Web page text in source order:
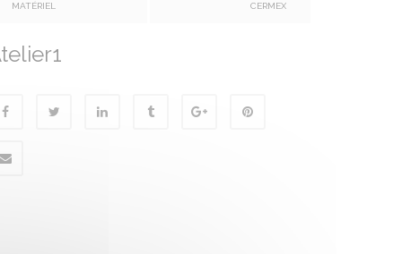
MATÉRIEL CERMEX